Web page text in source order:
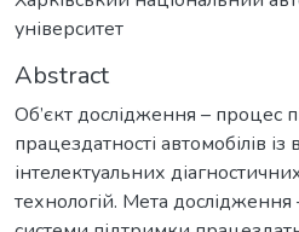
університет
Abstract
Об’єкт дослідження – процес
працездатності автомобілів
інтелектуальних
технологій. Мета